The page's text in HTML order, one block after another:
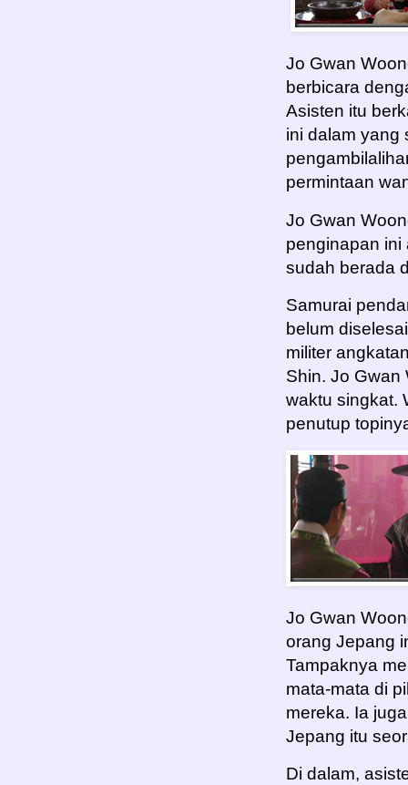
Jo Gwan
berbicara
Asisten itu
ini dalam
permintaan
Jo Gwan
penginapan
sudah berada
Samurai
belum
militer
Shin. Jo Gwan
waktu singkat.
penutup
Jo Gwan
orang Jepang
Tampaknya
mata-mata di
mereka. Ia
Jepang itu
Di dalam,